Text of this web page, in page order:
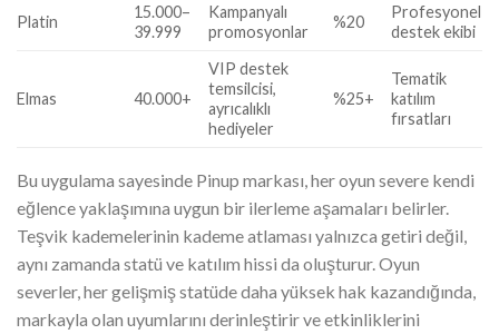
Platin
15.000–
39.999
Kampanyalı
promosyonlar
%20
Profesyonel
destek ekibi
Elmas 40.000+
VIP destek
temsilcisi,
ayrıcalıklı
hediyeler
%25+
Tematik
katılım
fırsatları
Bu uygulama sayesinde Pinup markası, her oyun severe kendi
eğlence yaklaşımına uygun bir ilerleme aşamaları belirler.
Teşvik kademelerinin kademe atlaması yalnızca getiri değil,
aynı zamanda statü ve katılım hissi da oluşturur. Oyun
severler, her gelişmiş statüde daha yüksek hak kazandığında,
markayla olan uyumlarını derinleştirir ve etkinliklerini